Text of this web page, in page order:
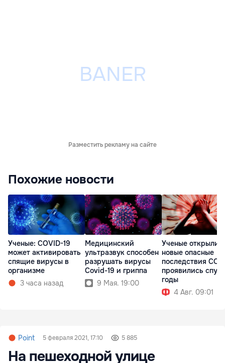
Разместить рекламу на сайте
Похожие новости
Ученые: COVID-19
может активировать
спящие вирусы в
организме
3 часа назад
Медицинский
ультразвук способен
разрушать вирусы
Covid-19 и гриппа
9 Мая. 19:00
Ученые открыли
новые опасные
последствия
проявились
годы
4 Авг. 09:01
Point 5 февраля 2021, 17:10 5 885
На пешеходной улице